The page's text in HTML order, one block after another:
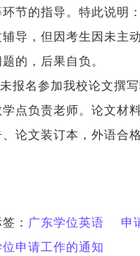
节的指导。特此说明
辅导，但因考生因未主
的，后果自负。
报名参加我校论文撰
学点负责老师。论文材
论文装订本，外语合
： 广东学位英语 申
申请工作的通知